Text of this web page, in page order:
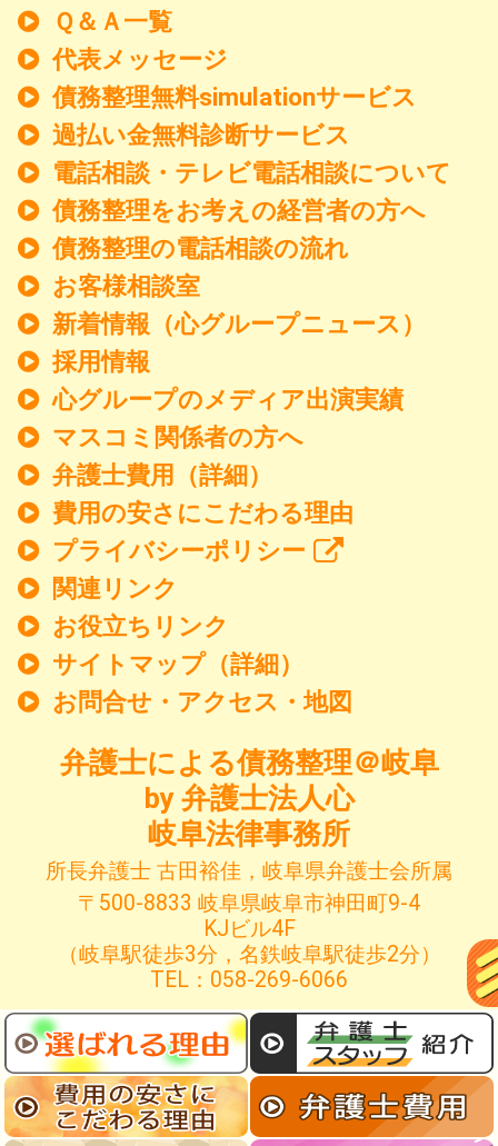
Ｑ＆Ａ一覧
代表メッセージ
債務整理無料simulationサービス
過払い金無料診断サービス
電話相談・テレビ電話相談について
債務整理をお考えの経営者の方へ
債務整理の電話相談の流れ
お客様相談室
新着情報 （心グループニュース）
採用情報
心グループのメディア出演実績
マスコミ関係者の方へ
弁護士費用（詳細）
費用の安さにこだわる理由
プライバシーポリシー
関連リンク
お役立ちリンク
サイトマップ（詳細）
お問合せ・アクセス・地図
弁護士による債務整理＠岐阜
by 弁護士法人心
岐阜法律事務所
所長弁護士 古田裕佳，岐阜県弁護士会所属
〒500-8833 岐阜県岐阜市神田町9-4
KJビル4F
（岐阜駅徒歩3分，名鉄岐阜駅徒歩2分）
TEL：058-269-6066